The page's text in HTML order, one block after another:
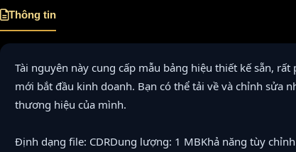
Thông tin
Tài nguyên này cung cấp mẫu bảng hiệu thiết kế sẵn,
mới bắt đầu kinh doanh. Bạn có thể tải về và chỉnh sửa
thương hiệu của mình.
Định dạng file: CDRDung lượng: 1 MBKhả năng tùy